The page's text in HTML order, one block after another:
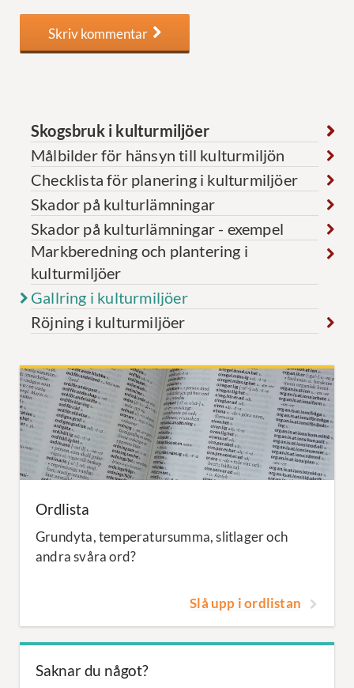
Skriv kommentar
Skogsbruk i kulturmiljöer
Målbilder för hänsyn till kulturmiljön
Checklista för planering i kulturmiljöer
Skador på kulturlämningar
Skador på kulturlämningar - exempel
Markberedning och plantering i
kulturmiljöer
Gallring i kulturmiljöer
Röjning i kulturmiljöer
Ordlista
Grundyta, temperatursumma, slitlager och
andra svåra ord?
Slå upp i ordlistan
Saknar du något?